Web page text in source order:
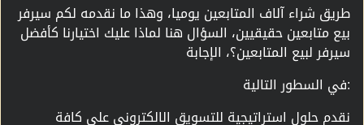
طريق شراء آلاف المتابعين يوميا، وهذا ما نقدمه لكم سيرفر
بيع متابعين حقيقيين، السؤال هنا لماذا عليك اختيارنا كأفضل
سيرفر لبيع المتابعين؟، الإجابة
في السطور التالية:
نقدم حلول استراتيجية للتسويق الالكتروني على كافة